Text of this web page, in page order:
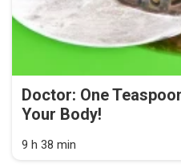
Doctor: One
Your Body!
9 h 38 min